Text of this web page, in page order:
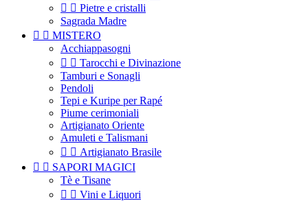
  Pietre e cristalli
Sagrada Madre
  MISTERO
Acchiappasogni
  Tarocchi e Divinazione
Tamburi e Sonagli
Pendoli
Tepi e Kuripe per Rapé
Piume cerimoniali
Artigianato Oriente
Amuleti e Talismani
  Artigianato Brasile
  SAPORI MAGICI
Tè e Tisane
  Vini e Liquori